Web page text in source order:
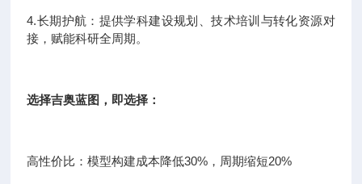
4.长期护航：提供学科建设规划、技术培训与转化资源对
接，赋能科研全周期。
选择吉奥蓝图，即选择：
高性价比：模型构建成本降低30%，周期缩短20%